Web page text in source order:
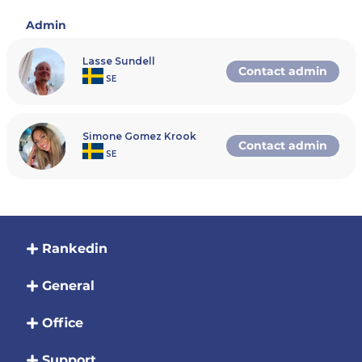
A (5-10)
Timeplan
Admin
Lasse Sundell
SE
Contact admin
Simone Gomez Krook
SE
Contact admin
Rankedin
General
Office